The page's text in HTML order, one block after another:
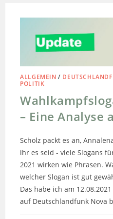
ALLGEMEIN /
POLITIK
– Eine Analyse
Scholz packt es an,
ihr es seid - viele Slogans
2021 wirken wie Phrasen.
welcher Slogan ist gut
Das habe ich am
auf Deutschlandfunk Nova